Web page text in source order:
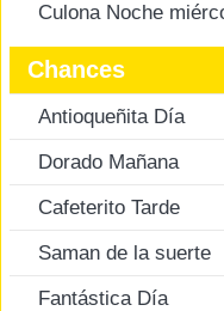
Culona Noche
Chances
Antioqueñita Día
Dorado Mañana
Cafeterito Tarde
Saman de la suerte
Fantástica Día